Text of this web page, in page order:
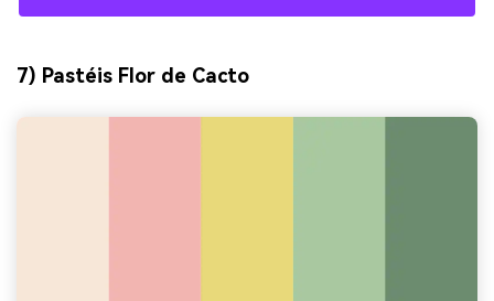
7) Pastéis Flor de Cacto